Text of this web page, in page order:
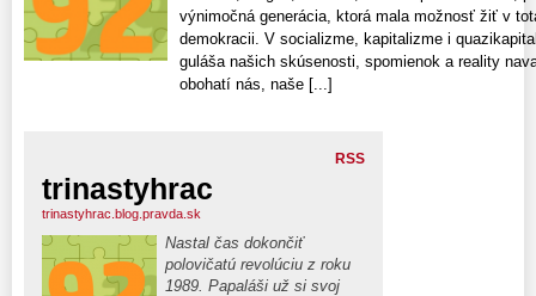
výnimočná generácia, ktorá mala možnosť žiť v
demokracii. V socializme, kapitalizme i
guláša našich skúsenosti, spomienok a reality
obohatí nás, naše [...]
RSS
trinastyhrac
trinastyhrac.blog.pravda.sk
Nastal čas dokončiť
polovičatú revolúciu z roku
1989. Papaláši už si svoj